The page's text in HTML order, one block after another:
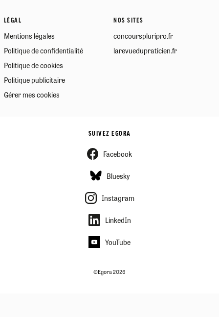
LÉGAL
Mentions légales
Politique de confidentialité
Politique de cookies
Politique publicitaire
Gérer mes cookies
NOS SITES
concourspluripro.fr
larevuedupraticien.fr
SUIVEZ EGORA
Facebook
Bluesky
Instagram
LinkedIn
YouTube
©Egora 2026